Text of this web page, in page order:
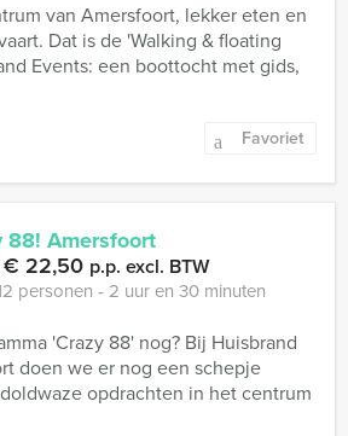
van Amersfoort, lekker eten en
Dat is de 'Walking & floating
Events: een boottocht met gids,
Favoriet
88! Amersfoort
22,50 p.p. excl. BTW
personen ‐ 2 uur en 30 minuten
'Crazy 88' nog? Bij Huisbrand
doen we er nog een schepje
opdrachten in het centrum